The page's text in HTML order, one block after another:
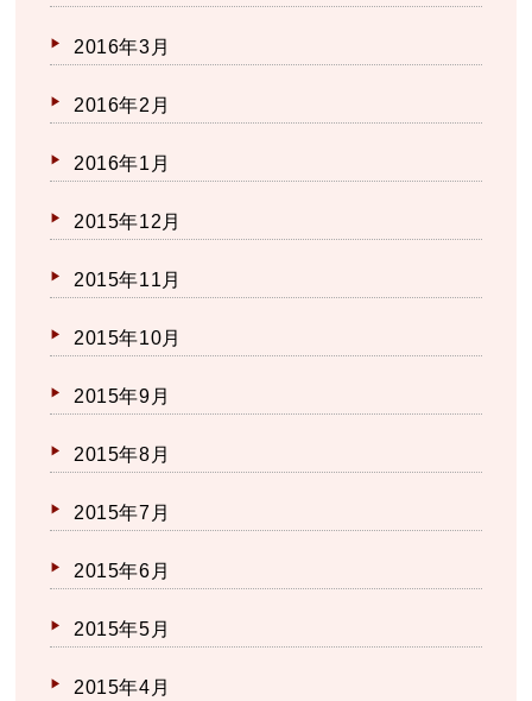
2016年3月
2016年2月
2016年1月
2015年12月
2015年11月
2015年10月
2015年9月
2015年8月
2015年7月
2015年6月
2015年5月
2015年4月